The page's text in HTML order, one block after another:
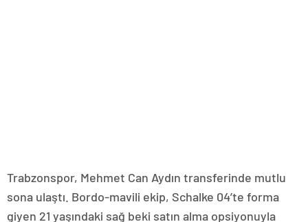
Trabzonspor, Mehmet Can Aydın transferinde mutlu
sona ulaştı. Bordo-mavili ekip, Schalke 04’te forma
giyen 21 yaşındaki sağ beki satın alma opsiyonuyla